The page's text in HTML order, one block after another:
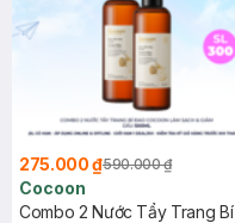
275.000 ₫590.000 ₫
Cocoon
Combo 2 Nước Tẩy Trang Bí